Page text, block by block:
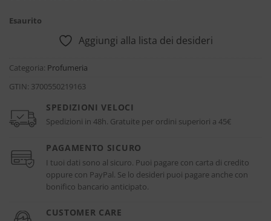
Esaurito
Aggiungi alla lista dei desideri
Categoria: Profumeria
GTIN: 3700550219163
SPEDIZIONI VELOCI
Spedizioni in 48h. Gratuite per ordini superiori a 45€
PAGAMENTO SICURO
I tuoi dati sono al sicuro. Puoi pagare con carta di credito
oppure con PayPal. Se lo desideri puoi pagare anche con
bonifico bancario anticipato.
CUSTOMER CARE